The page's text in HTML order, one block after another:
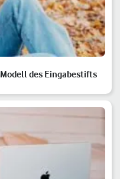
des Eingabestifts